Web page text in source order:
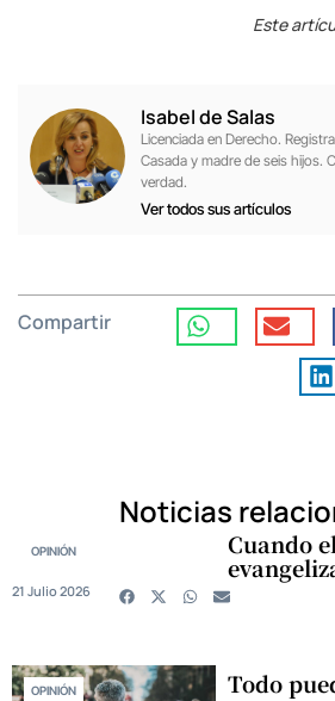
Este
Isabel de Salas
Licenciada en Derecho.
Casada y madre de seis hijos.
verdad.
Ver todos sus artículos
Compartir
Noticias
OPINIÓN Cuando
21 Julio 2026
OPINIÓN Todo